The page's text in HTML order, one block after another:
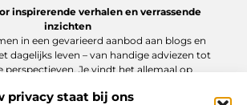
privacy staat bij ons
inspirerende verhalen en verrassende
inzichten
in een gevarieerd aanbod aan blogs en
dagelijks leven – van handige adviezen tot
perspectieven. Je vindt het allemaal op